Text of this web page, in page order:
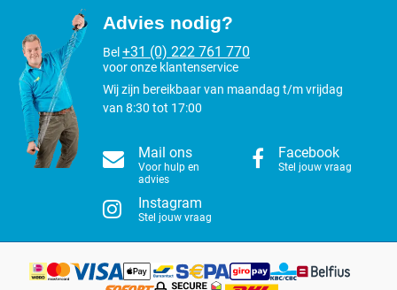
Advies nodig?
Bel +31 (0) 222 761 770
voor onze klantenservice
Wij zijn bereikbaar van maandag t/m vrijdag
van 8:30 tot 17:00
Mail ons
Voor hulp en
advies
Facebook
Stel jouw vraag
Instagram
Stel jouw vraag